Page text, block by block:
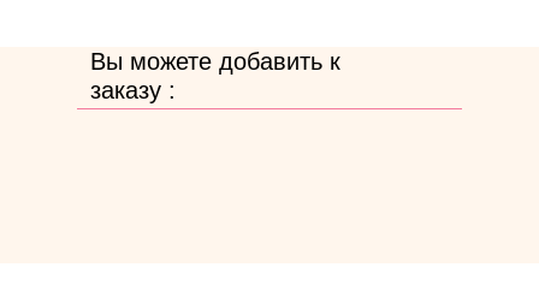
Вы можете добавить к
заказу :